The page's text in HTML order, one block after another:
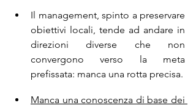
Il management, spinto a preservare
obiettivi locali, tende ad andare in
direzioni diverse che non
convergono verso la meta
Manca una conoscenza di base dei